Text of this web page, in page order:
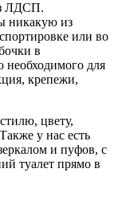
ЛДСП.
никакую из
или во
в
необходимого для
крепежи,
цвету,
у нас есть
и пуфов, с
туалет прямо в